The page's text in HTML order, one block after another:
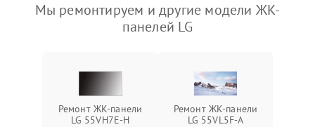
Мы ремонтируем и другие модели ЖК-
панелей LG
Ремонт ЖК-панели
LG 55VH7E-H
Ремонт ЖК-панели
LG 55VL5F-A